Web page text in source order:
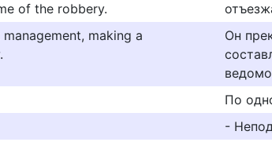
of the robbery.
making a
Он
По
-